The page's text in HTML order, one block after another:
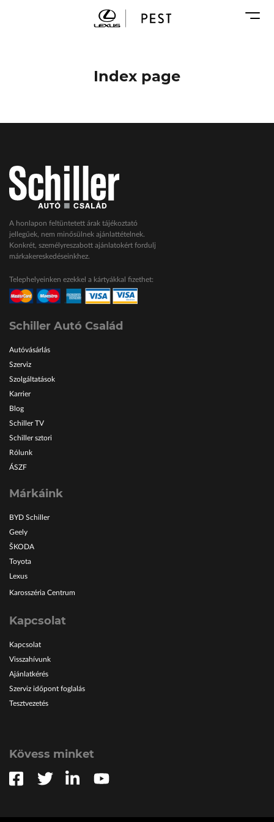
ŠKODA Schiller
Geely Schiller
Seat Schiller
Tesla Approved Body Shop
VW Haszonjárművek
VW Service Schiller
ŠKODA Schiller
Karosszéria Centrum
Index page
A honlapon feltüntetett árak tájékoztató
jellegűek, nem minősülnek ajánlattételnek.
Konkrét, személyreszabott ajánlatokért fordulj
márkakereskedéseinkhez.
Telephelyeinken ezekkel a kártyákkal fizethet:
Schiller Autó Család
Autóvásárlás
Szerviz
Szolgáltatások
Karrier
Blog
Schiller TV
Schiller sztori
Rólunk
ÁSZF
Márkáink
BYD Schiller
Geely
ŠKODA
Toyota
Lexus
Karosszéria Centrum
Kapcsolat
Kapcsolat
Visszahívunk
Ajánlatkérés
Szerviz időpont foglalás
Tesztvezetés
Kövess minket